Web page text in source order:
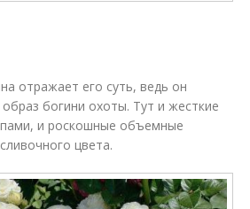
отражает его суть, ведь он
богини охоты. Тут и жесткие
и роскошные объемные
цвета.